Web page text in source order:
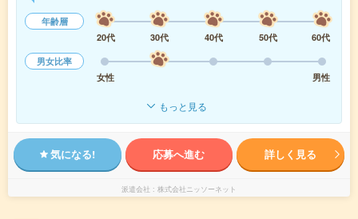
年齢層
20代
30代 40代 50代
60代
男女比率
女性
男性
もっと見る
気になる! 応募へ進む 詳しく見る
派遣会社 株式会社ニッソーネット